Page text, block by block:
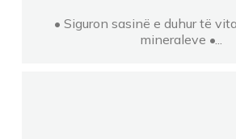
• Siguron sasinë e duhur të
mineraleve •...